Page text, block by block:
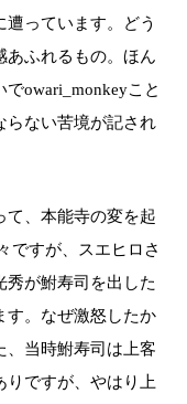
っています。どう
あふれるもの。ほん
owari_monkeyこと
らない苦境が記され
て、本能寺の変を起
ですが、スエヒロさ
秀が鮒寿司を出した
す。なぜ激怒したか
、当時鮒寿司は上客
りですが、やはり上